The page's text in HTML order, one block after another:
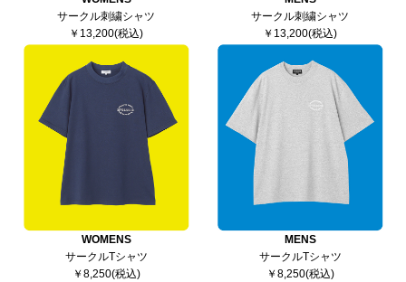
サークル刺繍シャツ
￥13,200(税込)
サークル刺繍シャツ
￥13,200(税込)
WOMENS
サークルTシャツ
￥8,250(税込)
MENS
サークルTシャツ
￥8,250(税込)